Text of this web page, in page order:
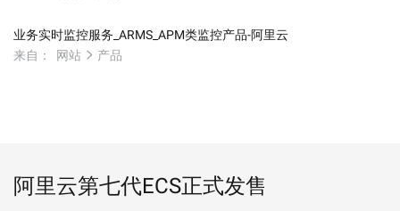
业务实时监控服务_ARMS_APM类监控产品-阿里云
来自：
网站 产品
阿里云第七代ECS正式发售